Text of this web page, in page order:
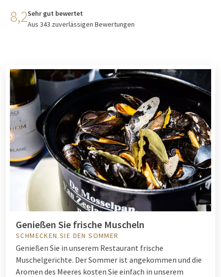
8,2Sehr gut bewertet
Aus 343 zuverlässigen Bewertungen
Genießen Sie frische Muscheln
SCHMECKEN SIE DEN SOMMER
Genießen Sie in unserem Restaurant frische
Muschelgerichte. Der Sommer ist angekommen und die
Aromen des Meeres kosten Sie einfach in unserem